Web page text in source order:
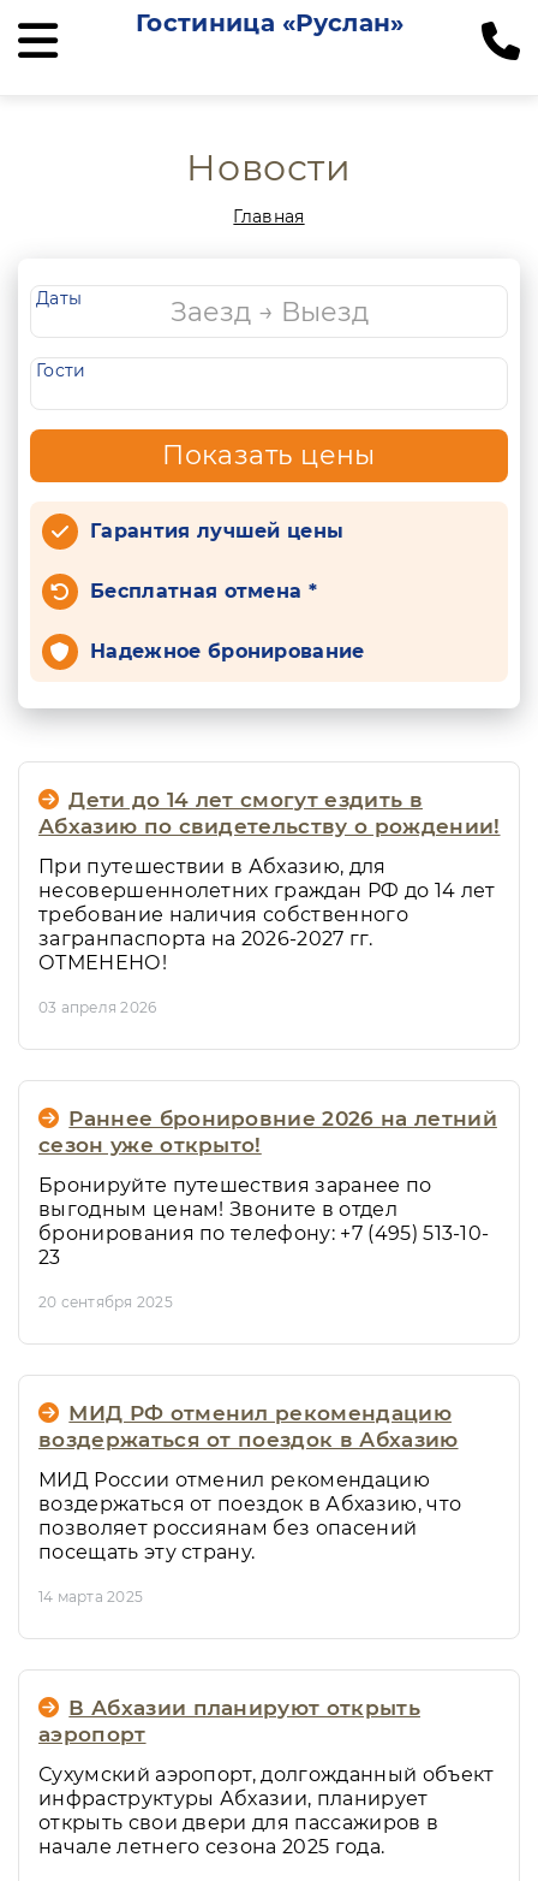
Гостиница «Руслан»
Новости
Главная
Даты
Гости
Показать цены
Гарантия лучшей цены
Бесплатная отмена *
Надежное бронирование
Дети до 14 лет смогут ездить в
Абхазию по свидетельству о рождении!
При путешествии в Абхазию, для
несовершеннолетних граждан РФ до 14 лет
требование наличия собственного
загранпаспорта на 2026-2027 гг.
ОТМЕНЕНО!
03 апреля 2026
Раннее бронировние 2026 на летний
сезон уже открыто!
Бронируйте путешествия заранее по
выгодным ценам! Звоните в отдел
бронирования по телефону: +7 (495) 513-10-
23
20 сентября 2025
МИД РФ отменил рекомендацию
воздержаться от поездок в Абхазию
МИД России отменил рекомендацию
воздержаться от поездок в Абхазию, что
позволяет россиянам без опасений
посещать эту страну.
14 марта 2025
В Абхазии планируют открыть
аэропорт
Сухумский аэропорт, долгожданный объект
инфраструктуры Абхазии, планирует
открыть свои двери для пассажиров в
начале летнего сезона 2025 года.